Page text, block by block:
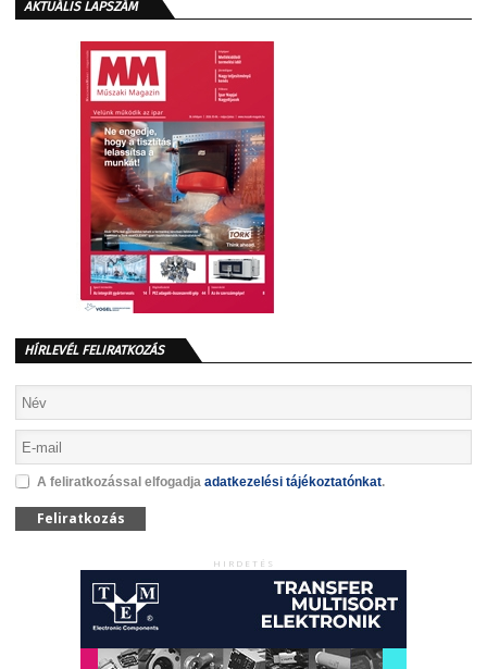
AKTUÁLIS LAPSZÁM
HÍRLEVÉL FELIRATKOZÁS
A feliratkozással elfogadja adatkezelési tájékoztatónkat.
Feliratkozás
HIRDETÉS